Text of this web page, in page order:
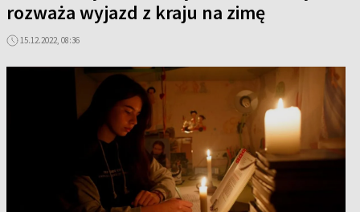
rozważa wyjazd z kraju na zimę
15.12.2022, 08:36